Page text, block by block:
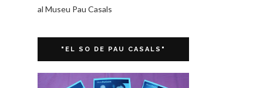
al Museu Pau Casals
"EL SO DE PAU CASALS"